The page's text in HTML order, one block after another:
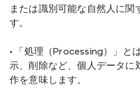
または識別可能な自然人に関
す。
• 「処理（Processing）」と
示、削除など、個人データに
作を意味します。